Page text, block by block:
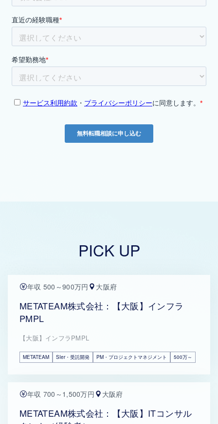
PICK UP
年収 500～900万円 大阪府
METATEAM株式会社：【大阪】インフラ
PMPL
【大阪】インフラPMPL
METATEAM SIer・受託開発 PM・プロジェクトマネジメント 500万～
年収 700～1,500万円 大阪府
METATEAM株式会社：【大阪】ITコンサル